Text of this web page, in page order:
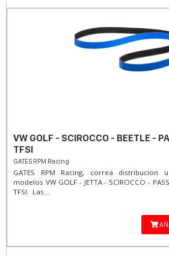
VW GOLF - SCIROCCO - BEETLE -
TFSI
GATES RPM Racing
GATES RPM Racing, correa
modelos VW GOLF - JETTA - SCIROCCO -
TFSI. Las...